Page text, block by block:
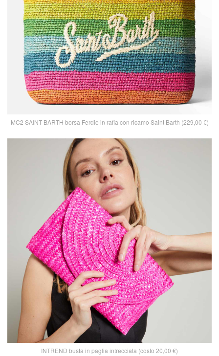
MC2 SAINT BARTH borsa Ferdie in rafia con ricamo Saint Barth (229,00 €)
INTREND busta in paglia intrecciata (costo 20,00 €)